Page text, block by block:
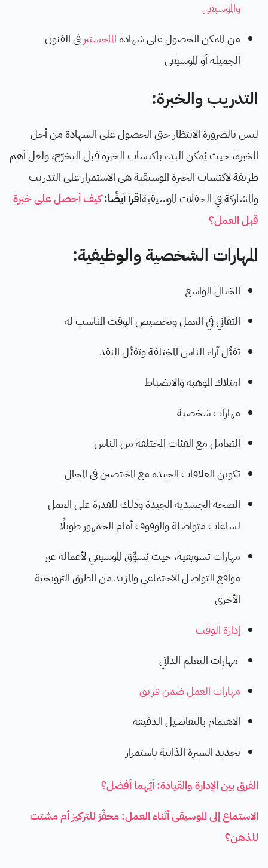
والموسيقى
من الممكن الحصول على شهادةالماجستير في الفنون
الجميلة أو الموسيقى
التدريب والخبرة:
ليس بالضرورة الانتظار حتى الحصول على الشهادة من أجل
الخبرة، حيث يُمكن البدء باكتساب الخبرة قبل التخرّج، ولعل أهم
طريقة لاكتساب الخبرة الموسيقية هي الاستمرار على التدريب
والمشاركة في الحفلات الموسيقيةاقرأ أيضًا:كيف أحصل على خبرة
قبل العمل؟
المهارات الشخصية والوظيفية:
الخيال الواسع
التفاني في العمل وتخصيص الوقت المناسب له
تقبُّل آراء الناس المختلفة وتقبُّل النقد
امتلاك الموهبة والانضباط
مهارات شخصية
التعامل مع الفئات المختلفة من الناس
تكوين العلاقات الجيدة مع المختصين في المجال
الصحة الجسدية الجيدة وذلك للقدرة على العمل
لساعات متواصلة والوقوف أمام الجمهور طويلًا
مهارات تسويقية، حيث يُسوِّق الموسيقي لأعماله عبر
مواقع التواصل الاجتماعي والمزيد من الطرق الترويجية
الأخرى
إدارة الوقت
مهارات التعلم الذاتي
مهارات العمل ضمن فريق
الاهتمام بالتفاصيل الدقيقة
تجديد السيرة الذاتية باستمرار
الفرق بين الإدارة والقيادة: أيّهما أفضل؟
الاستماع إلى الموسيقى أثناء العمل: محفّز للتركيز أم مشتت
للذهن؟